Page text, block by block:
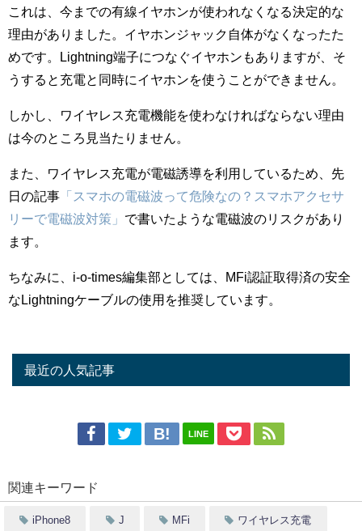
これは、今までの有線イヤホンが使われなくなる決定的な
理由がありました。イヤホンジャック自体がなくなったた
めです。Lightning端子につなぐイヤホンもありますが、そ
うすると充電と同時にイヤホンを使うことができません。
しかし、ワイヤレス充電機能を使わなければならない理由
は今のところ見当たりません。
また、ワイヤレス充電が電磁誘導を利用しているため、先
日の記事 「スマホの電磁波って危険なの？スマホアクセサ
リーで電磁波対策」 で書いたような電磁波のリスクがあり
ます。
ちなみに、i-o-times編集部としては、MFi認証取得済の安全
なLightningケーブルの使用を推奨しています。
最近の人気記事
LINE
関連キーワード
iPhone8 J MFi ワイヤレス充電